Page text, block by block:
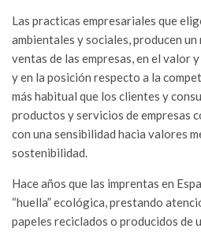
Las practicas empresariales que
ambientales y sociales, producen
ventas de las empresas, en el valor
y en la posición respecto a la
más habitual que los clientes y
productos y servicios de empresas
con una sensibilidad hacia valores
sostenibilidad.
Hace años que las imprentas en
“huella” ecológica, prestando
papeles reciclados o producidos de